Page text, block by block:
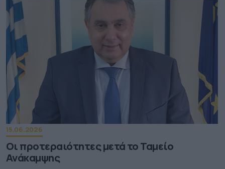
15.06.2026
Οι προτεραιότητες μετά το Ταμείο
Ανάκαμψης